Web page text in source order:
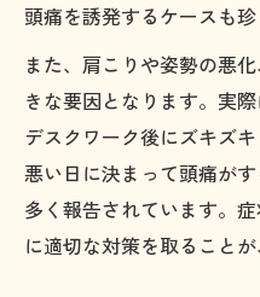
頭痛を誘発するケースも珍
また、肩こりや姿勢の悪
きな要因となります。実
デスクワーク後にズキズ
悪い日に決まって頭痛が
多く報告されています。
に適切な対策を取ること